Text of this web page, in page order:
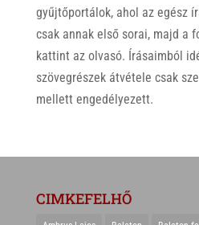
gyűjtőportálok, ahol az egész
csak annak első sorai, majd a
kattint az olvasó. Írásaimból
szövegrészek átvétele csak
mellett engedélyezett.
CIMKEFELHŐ